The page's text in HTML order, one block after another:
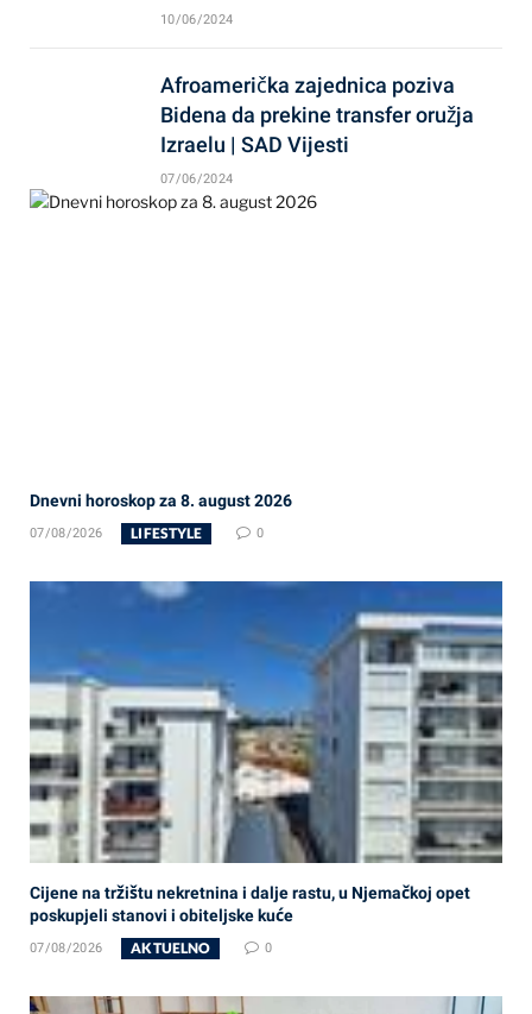
10/06/2024
Afroamerička zajednica poziva
Bidena da prekine transfer oružja
Izraelu | SAD Vijesti
07/06/2024
Dnevni horoskop za 8. august 2026
07/08/2026 LIFESTYLE 0
Cijene na tržištu nekretnina i dalje rastu, u Njemačkoj opet
poskupjeli stanovi i obiteljske kuće
07/08/2026 AKTUELNO 0